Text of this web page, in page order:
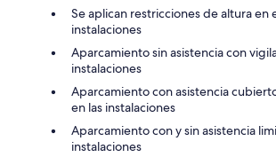
Se aplican restricciones de altura en
instalaciones
Aparcamiento sin asistencia con
instalaciones
Aparcamiento con asistencia
en las instalaciones
Aparcamiento con y sin asistencia
instalaciones